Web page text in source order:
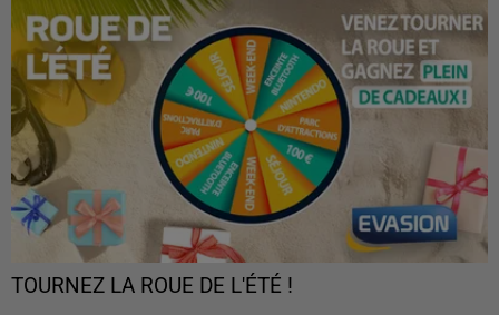
TOURNEZ LA ROUE DE L'ÉTÉ !